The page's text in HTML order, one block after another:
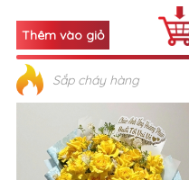
Sắp cháy hàng